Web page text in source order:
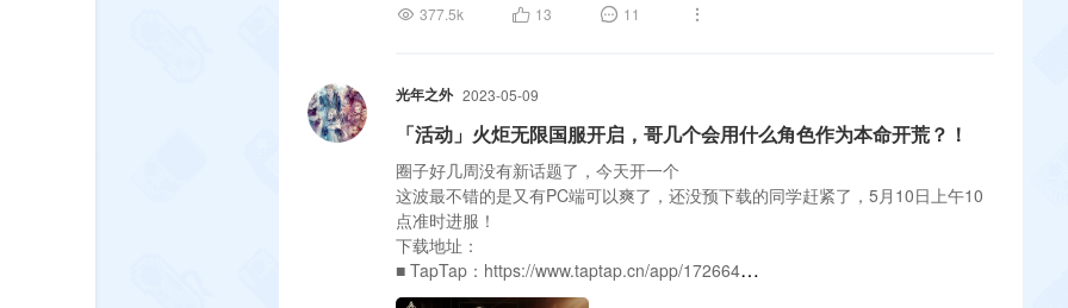
377.5k 13 11
光年之外 2023-05-09
「活动」火炬无限国服开启，哥几个会用什么角色作为本命开荒？！
圈子好几周没有新话题了，今天开一个
这波最不错的是又有PC端可以爽了，还没预下载的同学赶紧了，5月10日上午10
点准时进服！
下载地址：
■ TapTap：https://www.taptap.cn/app/172664
■ App Store：https://apps.apple.com/cn/app/1528917194